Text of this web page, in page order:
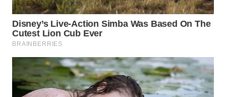
WAHANA
TV
ID
WAHANANEWS